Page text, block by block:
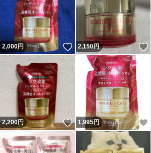
2,000円 いいね！
2,150円
2,200円 いいね！
1,995円